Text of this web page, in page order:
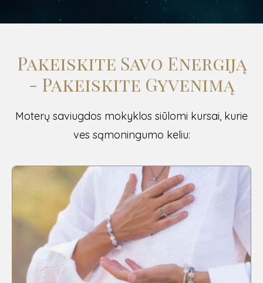
Pakeiskite Savo Energiją
- Pakeiskite Gyvenimą
Moterų saviugdos mokyklos siūlomi kursai, kurie
ves sąmoningumo keliu: